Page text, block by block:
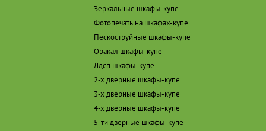
Зеркальные шкафы-купе
Фотопечать на шкафах-купе
Пескоструйные шкафы-купе
Оракал шкафы-купе
Лдсп шкафы-купе
2-х дверные шкафы-купе
3-х дверные шкафы-купе
4-х дверные шкафы-купе
5-ти дверные шкафы-купе